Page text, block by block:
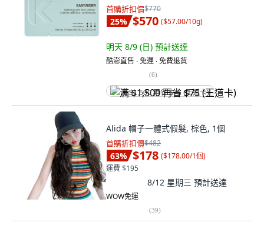
首購折扣價$770
25% $570 ($57.00/10g)
明天 8/9 (日) 預計送達
酷澎直售 ∙ 免運 ∙ 免費退貨
(6)
满 $1,500 再省 $75 (王道卡)
Alida 帽子一體式假髮, 棕色, 1個
首購折扣價$482
63% $178 ($178.00/1個)
運費 $195
8/12 星期三 預計送達
WOW免運
(39)